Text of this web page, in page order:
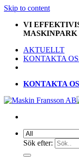
Skip to content
VI
MASKINPARK
AKTUELLT
KONTAKTA
KONTAKTA
Sök efter: